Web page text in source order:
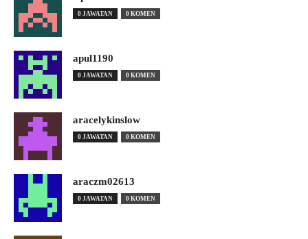
0 JAWATAN 0 KOMEN
apul1190
0 JAWATAN 0 KOMEN
aracelykinslow
0 JAWATAN 0 KOMEN
araczm02613
0 JAWATAN 0 KOMEN